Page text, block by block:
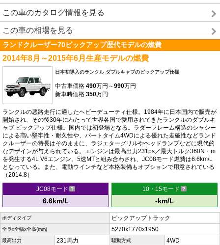
この車のカタログ情報を見る
この車の相場を見る
ランドクルーザー70ピックアップ歴代モデルの燃費
2014年8月～2015年6月生産モデルの燃費
日本初導入のランクル ダブルキャブのピックアップ仕様
中古車価格 490万円～990万円
新車時価格 350万円
ランクルの悪路走行に適したヘビーデューティ仕様。1984年に日本国内で販売が
開始され、その後30年にわたって世界各国で愛用されてきたランクルのダブルキ
ャブ ピックアップ仕様。国内では初登場となる。ラダーフレーム構造のシャシー
による高い堅牢性・耐久性や、パートタイム4WDによる優れた走破性などランド
クルーザーの特長はそのままに、ラジエターグリルやヘッドランプなどに現代的
なデザインが与えられている。エンジンは最高出力231ps／最大トルク360N・m
を発生する4L V6エンジン。5速MTと組み合わされ、JC08モード燃費は6.6km/L
となっている。また、電動ウインチなど本格装備もオプションで用意されている
（2014.8）
JC08モード
6.6km/L
10・15モード
-km/L
ボディタイプ ピックアップトラック
全長x全幅x全高(mm) 5270x1770x1950
最高出力 231馬力 駆動方式 4WD